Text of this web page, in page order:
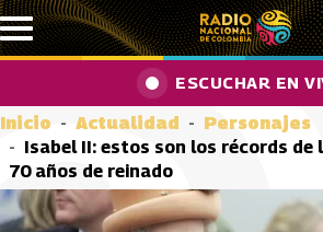
Pasar al contenido principal
ESCUCHAR EN
Inicio Actualidad
Personajes
Isabel II: estos son los récords de
70 años de reinado